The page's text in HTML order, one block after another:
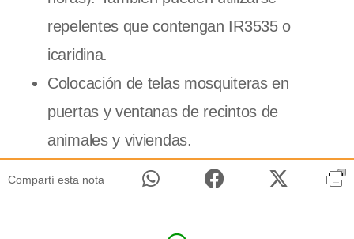
repelentes que contengan IR3535 o
icaridina.
Colocación de telas mosquiteras en
puertas y ventanas de recintos de
animales y viviendas.
Compartí esta nota